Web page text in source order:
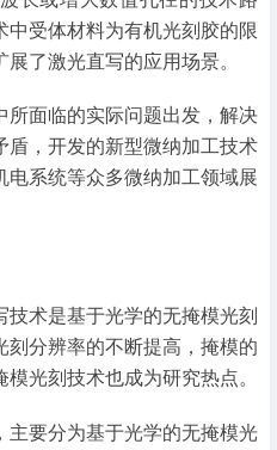
受体材料为有机光刻胶的限
了激光直写的应用场景。
所面临的实际问题出发，解决
盾，开发的新型微纳加工技术
系统等众多微纳加工领域展
术是基于光学的无掩模光刻
分辨率的不断提高，掩模的
光刻技术也成为研究热点。
主要分为基于光学的无掩模光